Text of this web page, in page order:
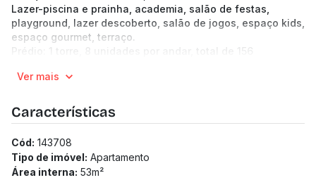
Lazer-piscina e prainha, academia, salão de festas,
playground, lazer descoberto, salão de jogos, espaço kids,
espaço gourmet, terraço.
Prédio: 1 torre, 8 unidades por andar, total de 156
eclusa, bicicletário, lavanderia, mini mercado.
Ver mais
Características
Cód: 143708
Tipo de imóvel: Apartamento
Área interna: 53m²